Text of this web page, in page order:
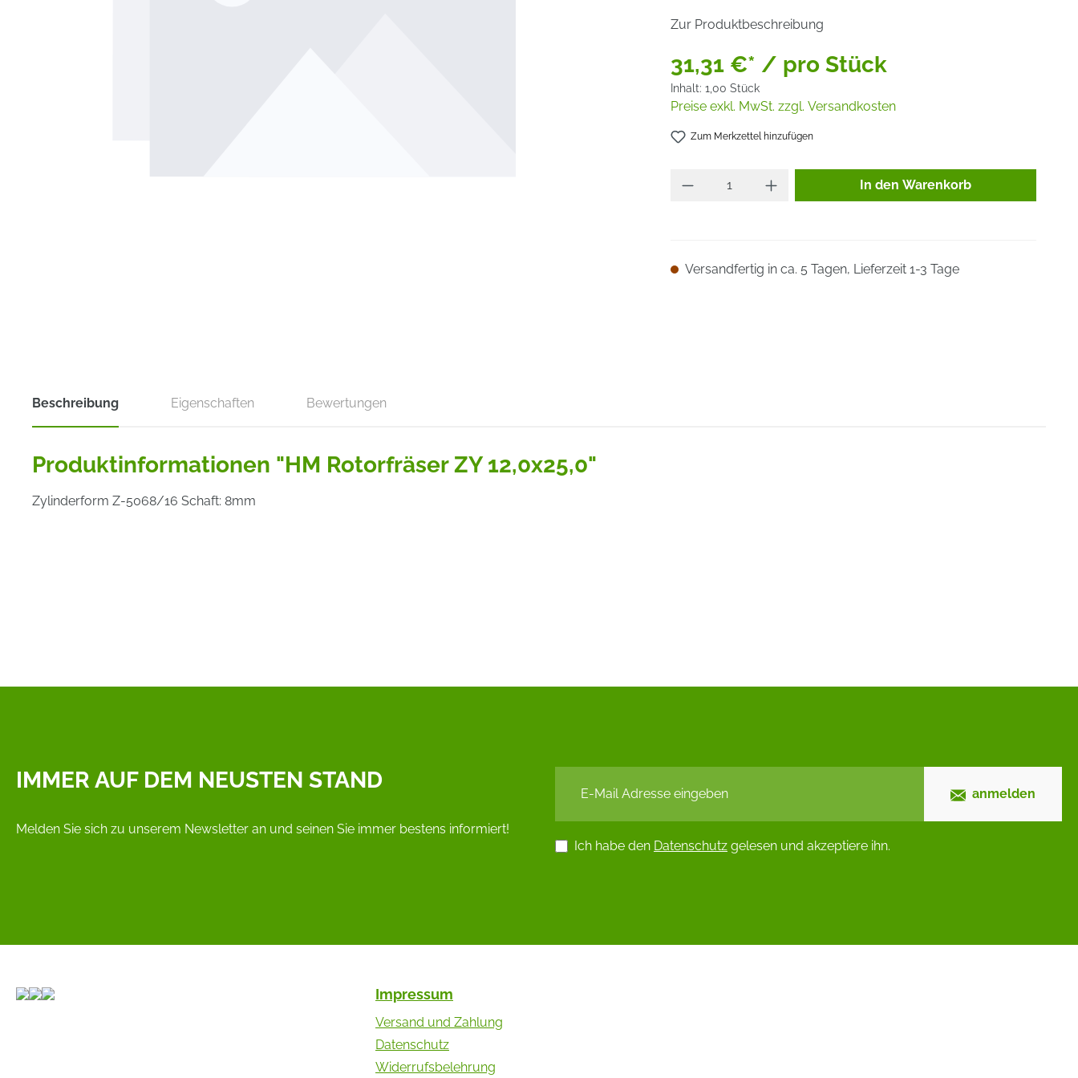
Zur Produktbeschreibung
31,31 €* / pro Stück
Inhalt: 1,00 Stück
Preise exkl. MwSt. zzgl. Versandkosten
Zum Merkzettel hinzufügen
Produkt Anzahl: Gib den
In den Warenkorb
Versandfertig in ca. 5 Tagen, Lieferzeit 1-3 Tage
Beschreibung Eigenschaften Bewertungen
Produktinformationen "HM Rotorfräser ZY 12,0x25,0"
Zylinderform Z-5068/16 Schaft: 8mm
IMMER AUF DEM NEUSTEN STAND
Melden Sie sich zu unserem Newsletter an und seinen Sie immer bestens informiert!
anmelden
Ich habe den Datenschutz gelesen und akzeptiere ihn.
Impressum
Versand und Zahlung
Datenschutz
Widerrufsbelehrung